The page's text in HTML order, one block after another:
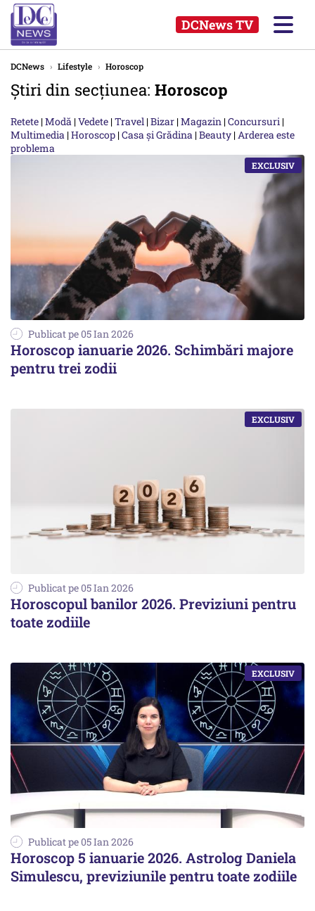
DCNews TV
DCNews › Lifestyle › Horoscop
Știri din secțiunea: Horoscop
Retete |Modă |Vedete |Travel |Bizar |Magazin |Concursuri |
Multimedia |Horoscop |Casa și Grădina |Beauty |Arderea este
problema
Publicat pe 05 Ian 2026
Horoscop ianuarie 2026. Schimbări majore
pentru trei zodii
Publicat pe 05 Ian 2026
Horoscopul banilor 2026. Previziuni pentru
toate zodiile
Publicat pe 05 Ian 2026
Horoscop 5 ianuarie 2026. Astrolog Daniela
Simulescu, previziunile pentru toate zodiile